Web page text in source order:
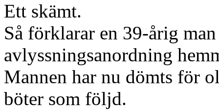
Ett skämt.
Så förklarar en 39-årig
avlyssningsanordning
Mannen har nu dömts för
böter som följd.